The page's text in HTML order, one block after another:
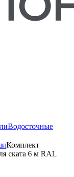
Водосточные
Комплект
ската 6 м RAL